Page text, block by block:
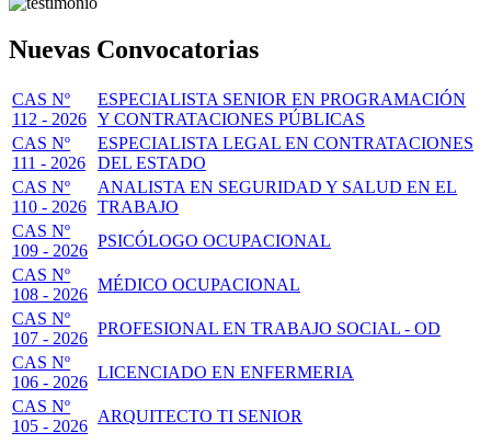
Nuevas Convocatorias
CAS Nº
112 - 2026
ESPECIALISTA SENIOR EN PROGRAMACIÓN
Y CONTRATACIONES PÚBLICAS
CAS Nº
111 - 2026
ESPECIALISTA LEGAL EN CONTRATACIONES
DEL ESTADO
CAS Nº
110 - 2026
ANALISTA EN SEGURIDAD Y SALUD EN EL
TRABAJO
CAS Nº
109 - 2026
PSICÓLOGO OCUPACIONAL
CAS Nº
108 - 2026
MÉDICO OCUPACIONAL
CAS Nº
107 - 2026
PROFESIONAL EN TRABAJO SOCIAL - OD
CAS Nº
106 - 2026
LICENCIADO EN ENFERMERIA
CAS Nº
105 - 2026
ARQUITECTO TI SENIOR